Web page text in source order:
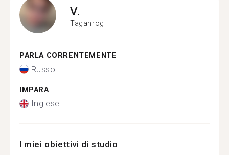
V.
Taganrog
PARLA CORRENTEMENTE
Russo
IMPARA
Inglese
I miei obiettivi di studio